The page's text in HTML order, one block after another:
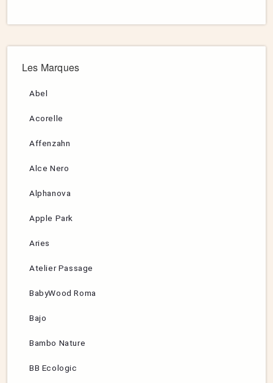
Les Marques
Abel
Acorelle
Affenzahn
Alce Nero
Alphanova
Apple Park
Aries
Atelier Passage
BabyWood Roma
Bajo
Bambo Nature
BB Ecologic